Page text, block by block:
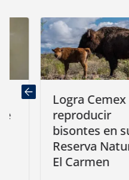
Logra Cemex
reproducir
bisontes en su
Reserva Natural
El Carmen